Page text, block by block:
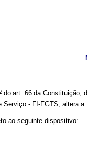
do art. 66 da Constituição,
Serviço - FI-FGTS, altera a
ao seguinte dispositivo: